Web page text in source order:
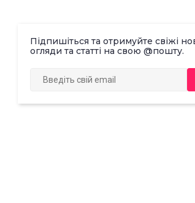
Підпишіться та отримуйте свіжі
огляди та статті на свою @пошту.